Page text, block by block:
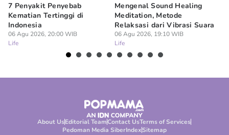
7 Penyakit Penyebab
Kematian Tertinggi di
Indonesia
06 Agu 2026, 20:00 WIB
Life
Mengenal Sound Healing
Meditation, Metode
Relaksasi dari Vibrasi Suara
06 Agu 2026, 19:10 WIB
Life
About UsEditorial TeamContact UsTerms of Services
Pedoman Media SiberIndexSitemap